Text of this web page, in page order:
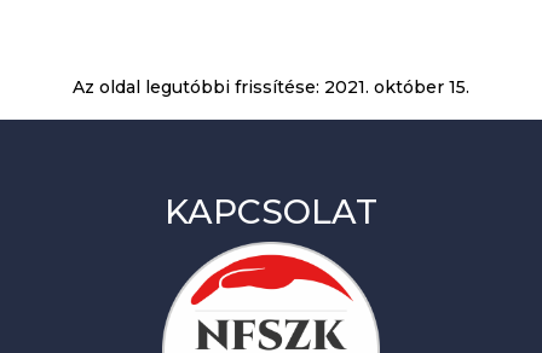
Az oldal legutóbbi frissítése: 2021. október 15.
KAPCSOLAT